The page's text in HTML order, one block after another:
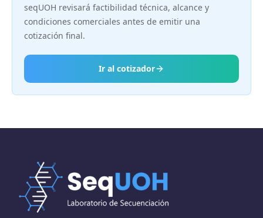
seqUOH revisará factibilidad técnica, alcance y
condiciones comerciales antes de emitir una
cotización final.
Ir al cotizador